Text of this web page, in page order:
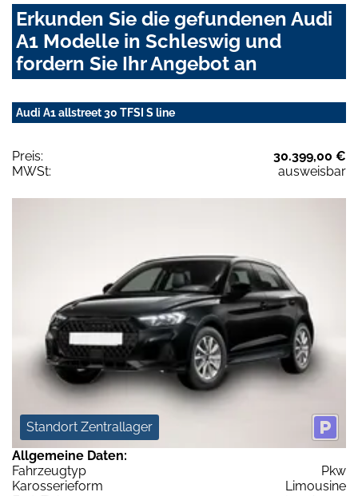
Erkunden Sie die gefundenen Audi
A1 Modelle in Schleswig und
fordern Sie Ihr Angebot an
Audi A1 allstreet 30 TFSI S line
Preis:
30.399,00 €
MWSt:
ausweisbar
Standort Zentrallager
Allgemeine Daten:
Fahrzeugtyp
Pkw
Karosserieform
Limousine